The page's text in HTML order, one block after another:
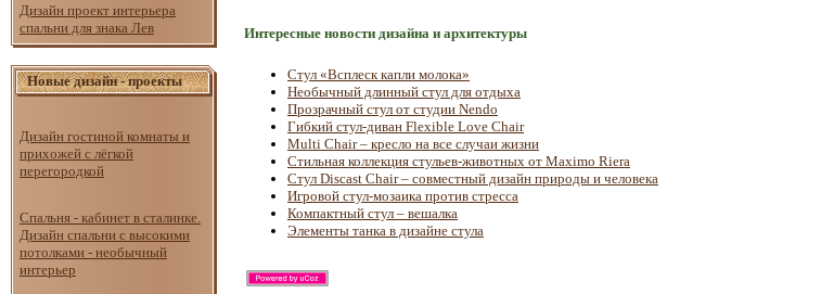
Дизайн проект интерьера
спальни для знака Лев
Новые дизайн - проекты
Дизайн гостиной комнаты и
прихожей с лёгкой
перегородкой
Спальня - кабинет в сталинке.
Дизайн спальни с высокими
потолками - необычный
интерьер
Интересные новости дизайна и архитектуры
Стул «Всплеск капли молока»
Необычный длинный стул для отдыха
Прозрачный стул от студии Nendo
Гибкий стул-диван Flexible Love Chair
Multi Chair – кресло на все случаи жизни
Стильная коллекция стульев-животных от Maximo Riera
Стул Discast Chair – совместный дизайн природы и человека
Игровой стул-мозаика против стресса
Компактный стул – вешалка
Элементы танка в дизайне стула